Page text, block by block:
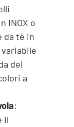
INOX o
da tè in
del
a
:
il